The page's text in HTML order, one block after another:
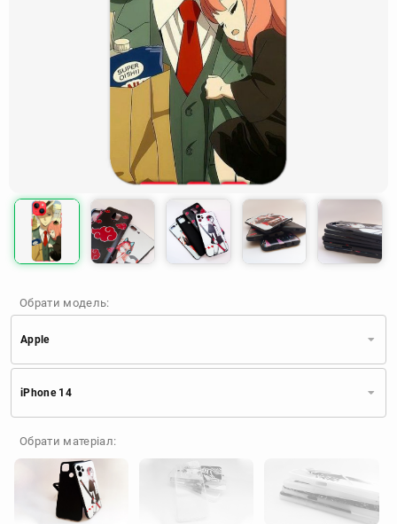
Обрати модель:
Apple
Apple
Huawei
TECNO
Google
Doogee
Infinix
Sony
Motorola
iPhone 14
Обрати матеріал: